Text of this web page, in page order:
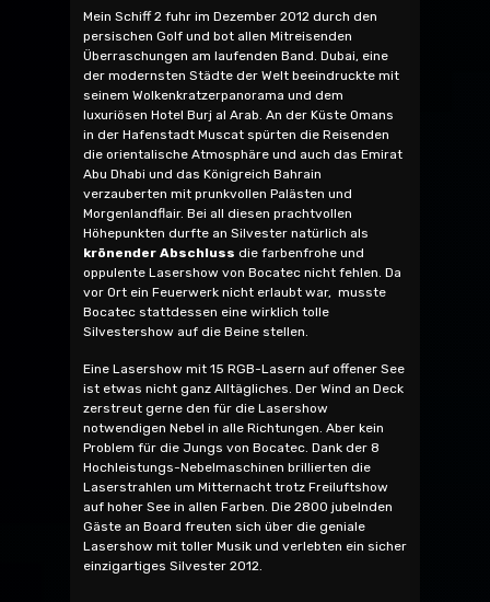
Mein Schiff 2 fuhr im Dezember 2012 durch den
persischen Golf und bot allen Mitreisenden
Überraschungen am laufenden Band. Dubai, eine
der modernsten Städte der Welt beeindruckte mit
seinem Wolkenkratzerpanorama und dem
luxuriösen Hotel Burj al Arab. An der Küste Omans
in der Hafenstadt Muscat spürten die Reisenden
die orientalische Atmosphäre und auch das Emirat
Abu Dhabi und das Königreich Bahrain
verzauberten mit prunkvollen Palästen und
Morgenlandflair. Bei all diesen prachtvollen
Höhepunkten durfte an Silvester natürlich als
krönender Abschluss die farbenfrohe und
oppulente Lasershow von Bocatec nicht fehlen. Da
vor Ort ein Feuerwerk nicht erlaubt war, musste
Bocatec stattdessen eine wirklich tolle
Silvestershow auf die Beine stellen.
Eine Lasershow mit 15 RGB-Lasern auf offener See
ist etwas nicht ganz Alltägliches. Der Wind an Deck
zerstreut gerne den für die Lasershow
notwendigen Nebel in alle Richtungen. Aber kein
Problem für die Jungs von Bocatec. Dank der 8
Hochleistungs-Nebelmaschinen brillierten die
Laserstrahlen um Mitternacht trotz Freiluftshow
auf hoher See in allen Farben. Die 2800 jubelnden
Gäste an Board freuten sich über die geniale
Lasershow mit toller Musik und verlebten ein sicher
einzigartiges Silvester 2012.